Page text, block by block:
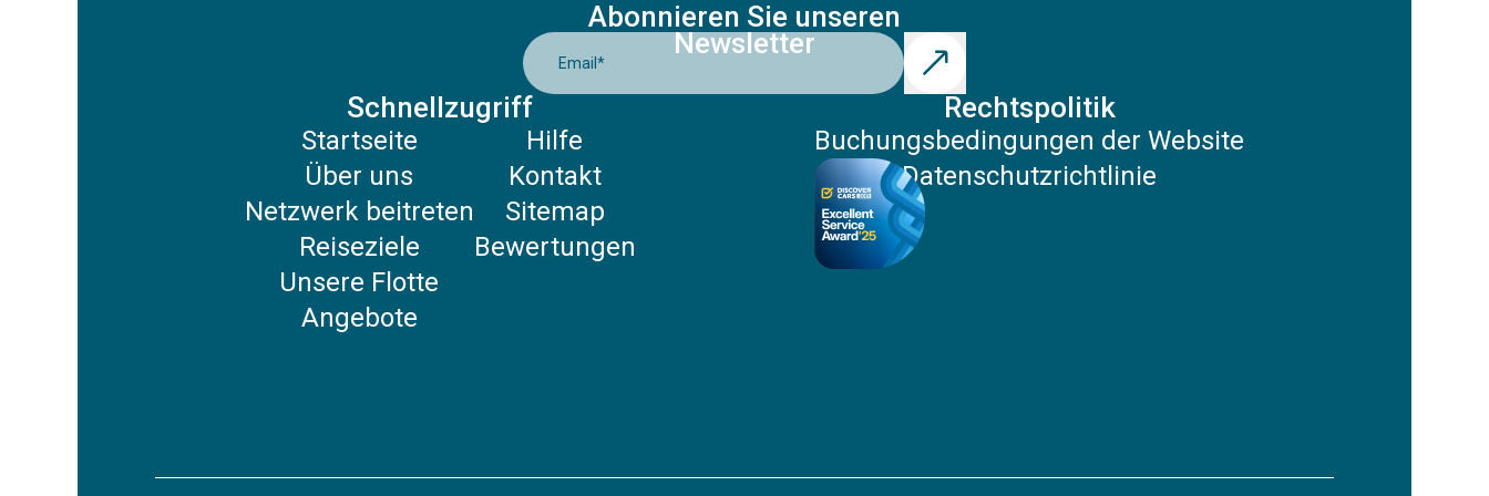
Abonnieren Sie unseren
Newsletter
Email *
Schnellzugriff
Startseite
Über uns
Netzwerk beitreten
Reiseziele
Unsere Flotte
Angebote
Hilfe
Kontakt
Sitemap
Bewertungen
Rechtspolitik
Buchungsbedingungen der Website
Datenschutzrichtlinie